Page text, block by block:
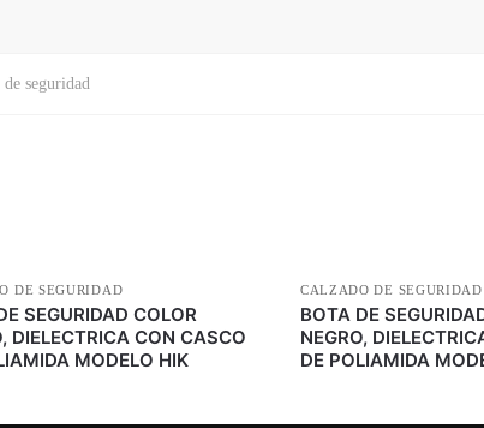
seguridad
DE SEGURIDAD
SEGURIDAD COLOR
DIELECTRICA CON CASCO
MODELO HIK
CALZADO DE SEGURIDAD
BOTA DE
NEGRO,
DE POLIAMIDA